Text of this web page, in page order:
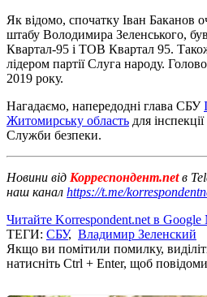
Як відомо, спочатку Іван Баканов
штабу Володимира Зеленського,
Квартал-95 і ТОВ Квартал 95.
лідером партії Слуга народу.
2019 року.
Нагадаємо, напередодні глава СБУ
Житомирську область для
Служби безпеки.
Новини від Корреспондент.netв
наш канал https://t.me/
Читайте Korrespondent.net в Google
ТЕГИ: СБУ, Владимир Зеленский
Якщо ви помітили помилку,
натисніть Ctrl + Enter, щоб